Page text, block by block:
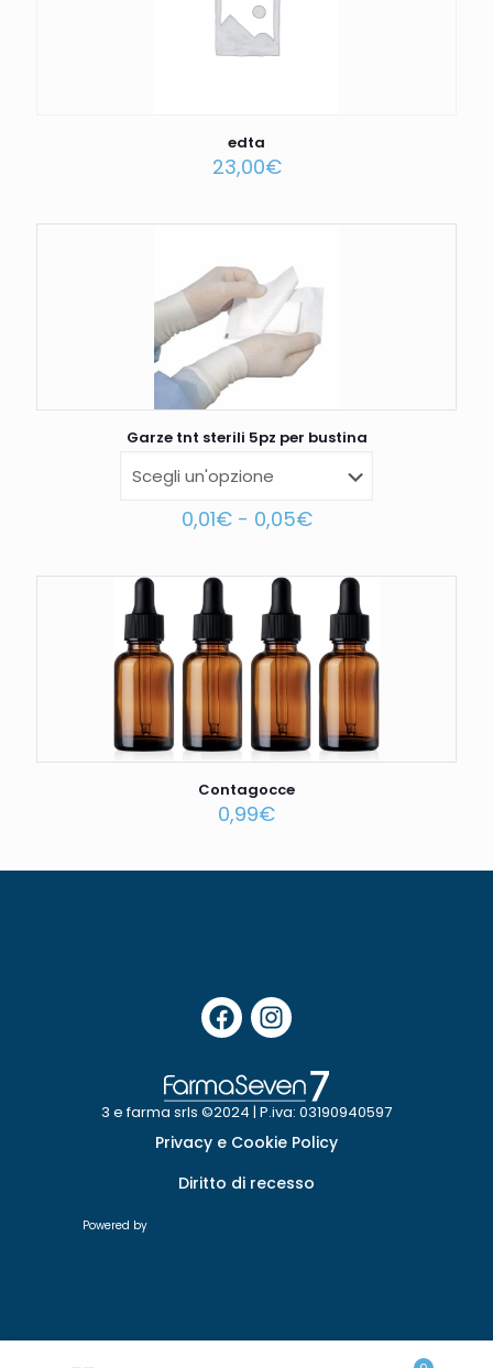
edta
23,00€
Garze tnt sterili 5pz per bustina
0,01€ - 0,05€
Contagocce
0,99€
3 e farma srls ©2024 | P.iva: 03190940597
Privacy e Cookie Policy
Diritto di recesso
Powered by